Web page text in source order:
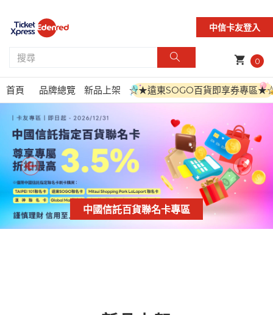
中信卡友登入
shopping_cart 0
首頁 品牌總覽 新品上架 ☆★遠東SOGO百貨即享券專區
中國信託百貨聯名卡專區